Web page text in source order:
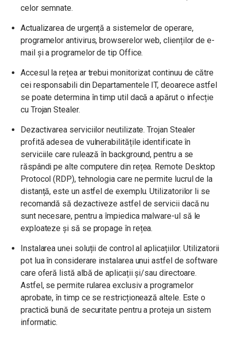
celor semnate.
Actualizarea de urgență a sistemelor de operare,
programelor antivirus, browserelor web, clienților de e-
mail și a programelor de tip Office.
Accesul la rețea ar trebui monitorizat continuu de către
cei responsabili din Departamentele IT, deoarece astfel
se poate determina în timp util dacă a apărut o infecție
cu Trojan Stealer.
Dezactivarea serviciilor neutilizate. Trojan Stealer
profită adesea de vulnerabilitățile identificate în
serviciile care rulează în background, pentru a se
răspândi pe alte computere din rețea. Remote Desktop
Protocol (RDP), tehnologia care ne permite lucrul de la
distanță, este un astfel de exemplu. Utilizatorilor li se
recomandă să dezactiveze astfel de servicii dacă nu
sunt necesare, pentru a împiedica malware-ul să le
exploateze și să se propage în rețea.
Instalarea unei soluții de control al aplicațiilor. Utilizatorii
pot lua în considerare instalarea unui astfel de software
care oferă listă albă de aplicații și/sau directoare.
Astfel, se permite rularea exclusiv a programelor
aprobate, în timp ce se restricționează altele. Este o
practică bună de securitate pentru a proteja un sistem
informatic.